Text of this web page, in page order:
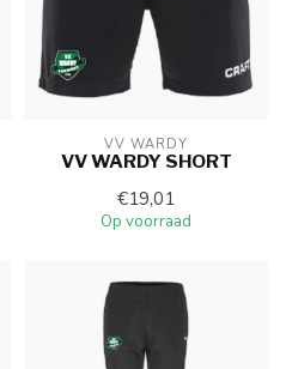
VV WARDY
VV WARDY SHORT
€19,01
Op voorraad